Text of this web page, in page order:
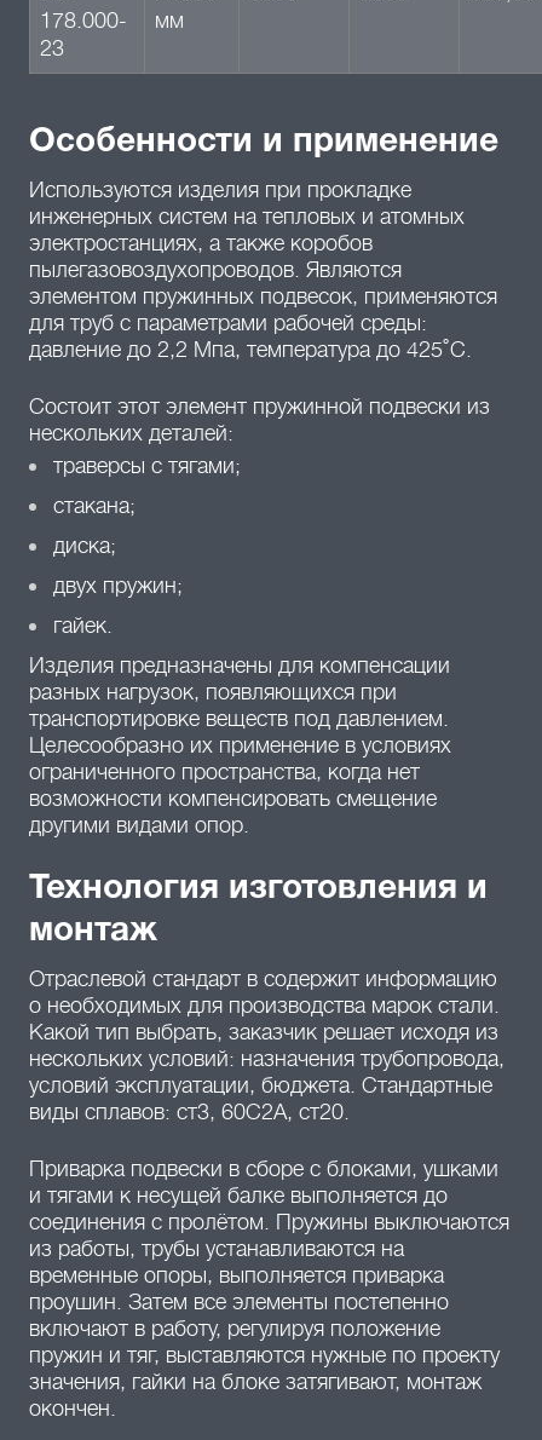
178.000-
23
мм
Особенности и применение
Используются изделия при прокладке
инженерных систем на тепловых и атомных
электростанциях, а также коробов
пылегазовоздухопроводов. Являются
элементом пружинных подвесок, применяются
для труб с параметрами рабочей среды:
давление до 2,2 Мпа, температура до 425˚C.
Состоит этот элемент пружинной подвески из
нескольких деталей:
траверсы с тягами;
стакана;
диска;
двух пружин;
гайек.
Изделия предназначены для компенсации
разных нагрузок, появляющихся при
транспортировке веществ под давлением.
Целесообразно их применение в условиях
ограниченного пространства, когда нет
возможности компенсировать смещение
другими видами опор.
Технология изготовления и
монтаж
Отраслевой стандарт в содержит информацию
о необходимых для производства марок стали.
Какой тип выбрать, заказчик решает исходя из
нескольких условий: назначения трубопровода,
условий эксплуатации, бюджета. Стандартные
виды сплавов: ст3, 60С2А, ст20.
Приварка подвески в сборе с блоками, ушками
и тягами к несущей балке выполняется до
соединения с пролётом. Пружины выключаются
из работы, трубы устанавливаются на
временные опоры, выполняется приварка
проушин. Затем все элементы постепенно
включают в работу, регулируя положение
пружин и тяг, выставляются нужные по проекту
значения, гайки на блоке затягивают, монтаж
окончен.